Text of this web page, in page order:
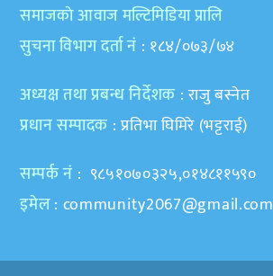
समाजकाे आवाज मल्टिमिडिया प्रालि
सुचना विभाग दर्ता नं : १८४/०७३/७४
अध्यक्ष तथा प्रबन्ध निर्देशक : राजु बस्नेत
प्रधान सम्पादक : प्रतिभा घिमिरे (भट्टराई)
सम्पर्क नं : ९८५१०७०३२५,०१४८११५९०
इमेल: community2067@gmail.com